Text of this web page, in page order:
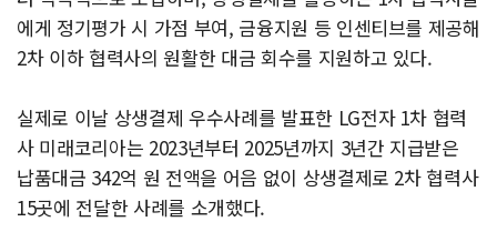
에게 정기평가 시 가점 부여, 금융지원 등 인센티브를 제공해
2차 이하 협력사의 원활한 대금 회수를 지원하고 있다.
실제로 이날 상생결제 우수사례를 발표한 LG전자 1차 협력
사 미래코리아는 2023년부터 2025년까지 3년간 지급받은
납품대금 342억 원 전액을 어음 없이 상생결제로 2차 협력사
15곳에 전달한 사례를 소개했다.